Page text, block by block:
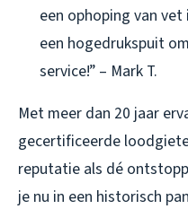
een ophoping van
een hogedrukspuit
service!” – Mark T.
Met meer dan 20 jaar
gecertificeerde
reputatie als dé
je nu in een historisch